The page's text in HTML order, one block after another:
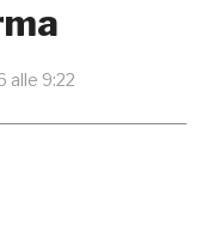
alle 9:22